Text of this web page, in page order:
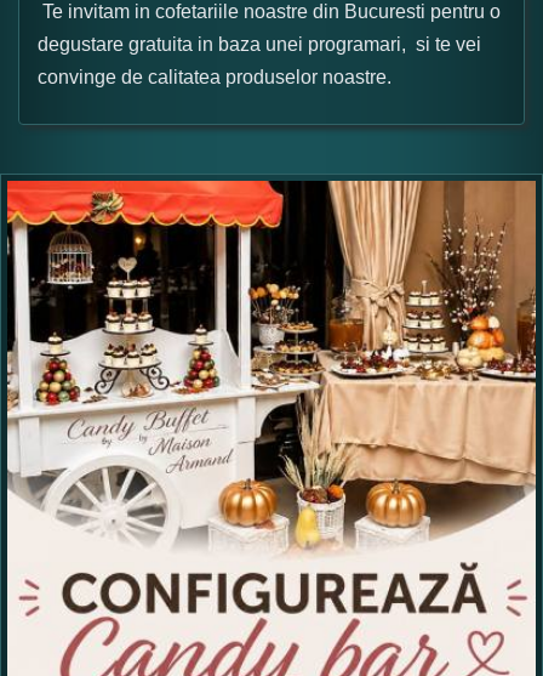
Te invitam in cofetariile noastre din Bucuresti pentru o
degustare gratuita in baza unei programari, si te vei
convinge de calitatea produselor noastre.